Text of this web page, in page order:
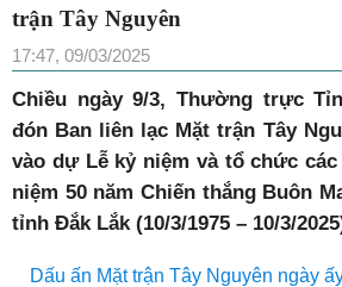
trận Tây Nguyên
17:47, 09/03/2025
Chiều ngày 9/3, Thường trực
đón Ban liên lạc Mặt trận Tây
vào dự Lễ kỷ niệm và tổ chức
niệm 50 năm Chiến thắng Buôn
tỉnh Đắk Lắk (10/3/1975 – 10/3/
Dấu ấn Mặt trận Tây Nguyên ngày